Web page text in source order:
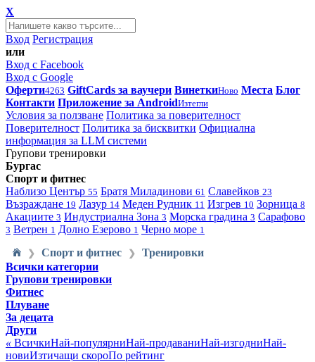
X
Вход Регистрация
или
Вход с Facebook
Вход с Google
Оферти4263 GiftCards за ваучери ВинеткиНово Места Блог
Контакти Приложение за AndroidИзтегли
Условия за ползване Политика за поверителност
Поверителност Политика за бисквитки Официална
информация за LLM системи
Групови тренировки
Бургас
Спорт и фитнес
Наблизо Център 55 Братя Миладинови 61 Славейков 23
Възраждане 19 Лазур 14 Меден Рудник 11 Изгрев 10 Зорница 8
Акациите 3 Индустриална Зона 3 Морска градина 3 Сарафово
3 Ветрен 1 Долно Езерово 1 Черно море 1
❯ Спорт и фитнес ❯
Тренировки
Всички категории
Групови тренировки
Фитнес
Плуване
За децата
Други
« ВсичкиНай-популярниНай-продаваниНай-изгодниНай-
новиИзтичащи скороПо рейтинг